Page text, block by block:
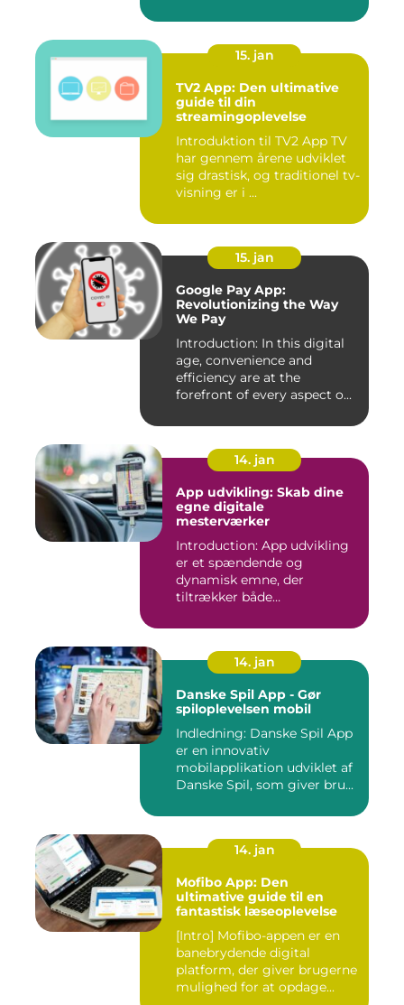
15. jan
TV2 App: Den ultimative
guide til din
streamingoplevelse
Introduktion til TV2 App TV
har gennem årene udviklet
sig drastisk, og traditionel tv-
visning er i ...
15. jan
Google Pay App:
Revolutionizing the Way
We Pay
Introduction: In this digital
age, convenience and
efficiency are at the
forefront of every aspect o...
14. jan
App udvikling: Skab dine
egne digitale
mesterværker
Introduction: App udvikling
er et spændende og
dynamisk emne, der
tiltrækker både
14. jan
Danske Spil App - Gør
spiloplevelsen mobil
Indledning: Danske Spil App
er en innovativ
mobilapplikation udviklet af
Danske Spil, som giver bru...
14. jan
Mofibo App: Den
ultimative guide til en
fantastisk læseoplevelse
[Intro] Mofibo-appen er en
banebrydende digital
platform, der giver brugerne
mulighed for at opdage...